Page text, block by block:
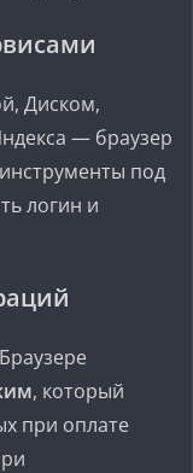
Диском,
— браузер
под
логин и
, который
при оплате